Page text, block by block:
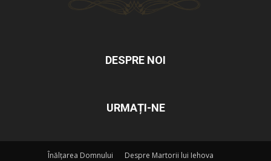
DESPRE NOI
URMAȚI-NE
Înălțarea Domnului Despre Martorii lui Iehova